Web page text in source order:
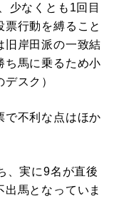
少なくとも1回目
行動を縛ること
旧岸田派の一致結
ち馬に乗るため小
スク）
不利な点はほか
、実に9名が直後
馬となっていま